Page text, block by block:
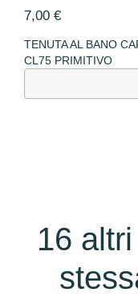
7,00 €
TENUTA AL BANO
CL75 PRIMITIVO
16